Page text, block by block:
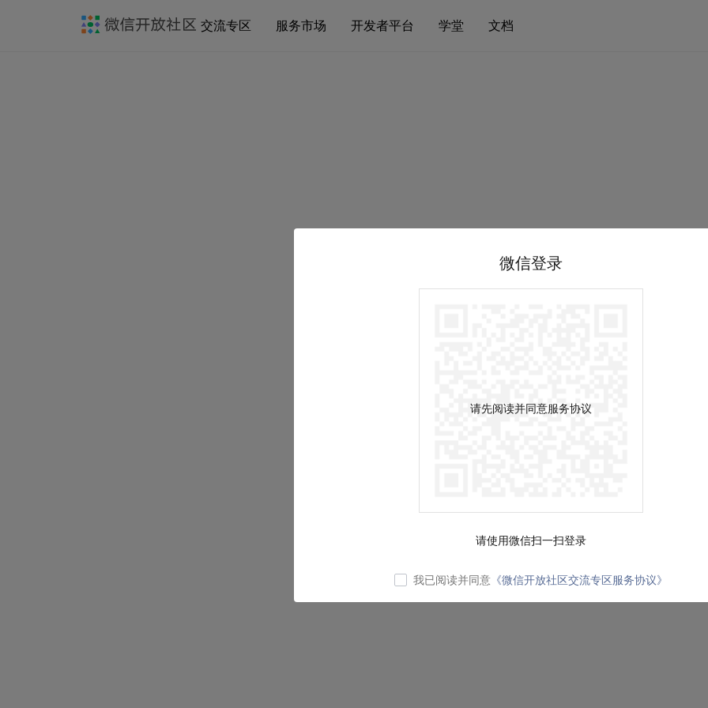
交流专区 服务市场 开发者平台 学堂 文档
微信登录
请先阅读并同意服务协议
请使用微信扫一扫登录
我已阅读并同意 《微信开放社区交流专区服务协议》